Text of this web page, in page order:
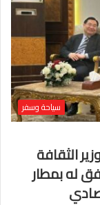
سياحة وسفر
الثقافة
له بمطار